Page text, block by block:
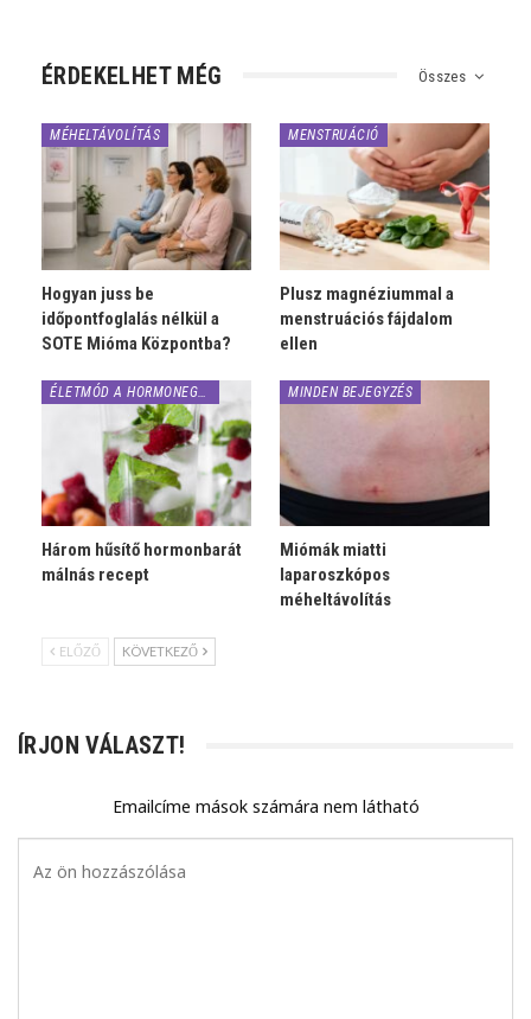
Összes
ÉRDEKELHET MÉG
MÉHELTÁVOLÍTÁS
Hogyan juss be
időpontfoglalás nélkül a
SOTE Mióma Központba?
MENSTRUÁCIÓ
Plusz magnéziummal a
menstruációs fájdalom
ellen
Három hűsítő hormonbarát
málnás recept
MINDEN BEJEGYZÉS
Miómák miatti
laparoszkópos
méheltávolítás
ELŐZŐ KÖVETKEZŐ
ÍRJON VÁLASZT!
Emailcíme mások számára nem látható